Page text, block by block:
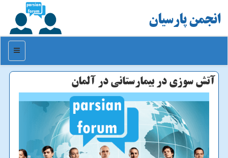
انجمن پارسیان
منو
آتش سوزی در بیمارستانی در آلمان